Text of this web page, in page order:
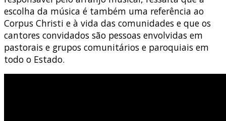
escolha da música é também uma referência ao
Corpus Christi e à vida das comunidades e que os
cantores convidados são pessoas envolvidas em
pastorais e grupos comunitários e paroquiais em
todo o Estado.